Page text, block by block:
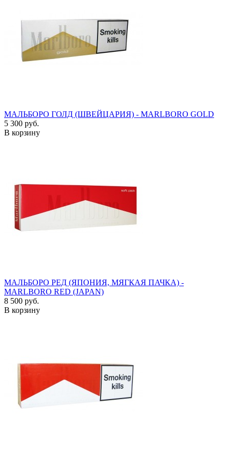
МАЛЬБОРО ГОЛД (ШВЕЙЦАРИЯ) - MARLBORO GOLD
5 300 руб.
В корзину
МАЛЬБОРО РЕД (ЯПОНИЯ, МЯГКАЯ ПАЧКА) -
MARLBORO RED (JAPAN)
8 500 руб.
В корзину